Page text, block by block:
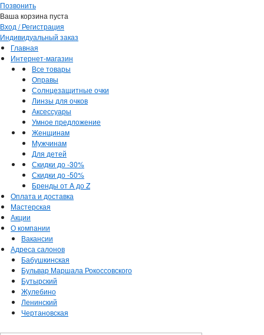
Позвонить
Ваша корзина пуста
Вход / Регистрация
Индивидуальный заказ
Главная
Интернет-магазин
Все товары
Оправы
Солнцезащитные очки
Линзы для очков
Аксессуары
Умное предложение
Женщинам
Мужчинам
Для детей
Скидки до -30%
Скидки до -50%
Бренды от A до Z
Оплата и доставка
Мастерская
Акции
О компании
Вакансии
Адреса салонов
Бабушкинская
Бульвар Маршала Рокоссовского
Бутырский
Жулебино
Ленинский
Чертановская